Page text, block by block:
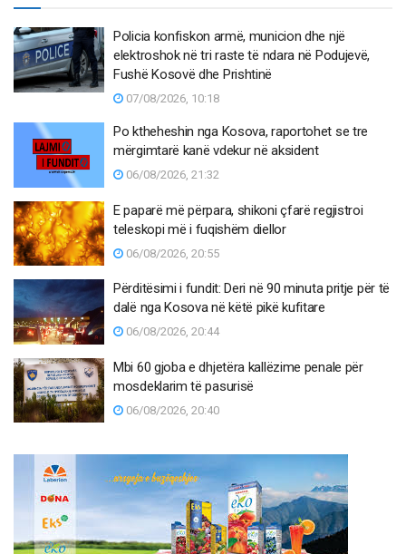
Policia konfiskon armë, municion dhe një
elektroshok në tri raste të ndara në Podujevë,
Fushë Kosovë dhe Prishtinë
07/08/2026, 10:18
Po ktheheshin nga Kosova, raportohet se tre
mërgimtarë kanë vdekur në aksident
06/08/2026, 21:32
E paparë më përpara, shikoni çfarë regjistroi
teleskopi më i fuqishëm diellor
06/08/2026, 20:55
Përditësimi i fundit: Deri në 90 minuta pritje për të
dalë nga Kosova në këtë pikë kufitare
06/08/2026, 20:44
Mbi 60 gjoba e dhjetëra kallëzime penale për
mosdeklarim të pasurisë
06/08/2026, 20:40